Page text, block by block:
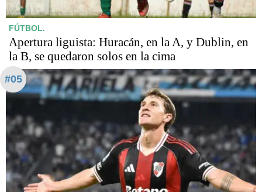
FÚTBOL.
Apertura liguista: Huracán, en la A, y Dublin, en
la B, se quedaron solos en la cima
#05